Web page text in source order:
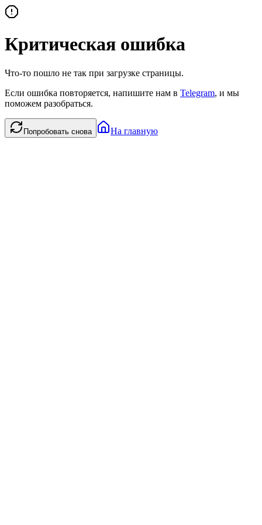
Критическая ошибка
Что-то пошло не так при загрузке страницы.
Если ошибка повторяется, напишите нам в Telegram, и мы
поможем разобраться.
Попробовать снова На главную